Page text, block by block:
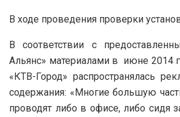
В ходе проведения проверки
В соответствии с
Альянс» материалами в июне 2014
«КТВ-Город» распространялась
содержания: «Многие большую
проводят либо в офисе, либо сидя